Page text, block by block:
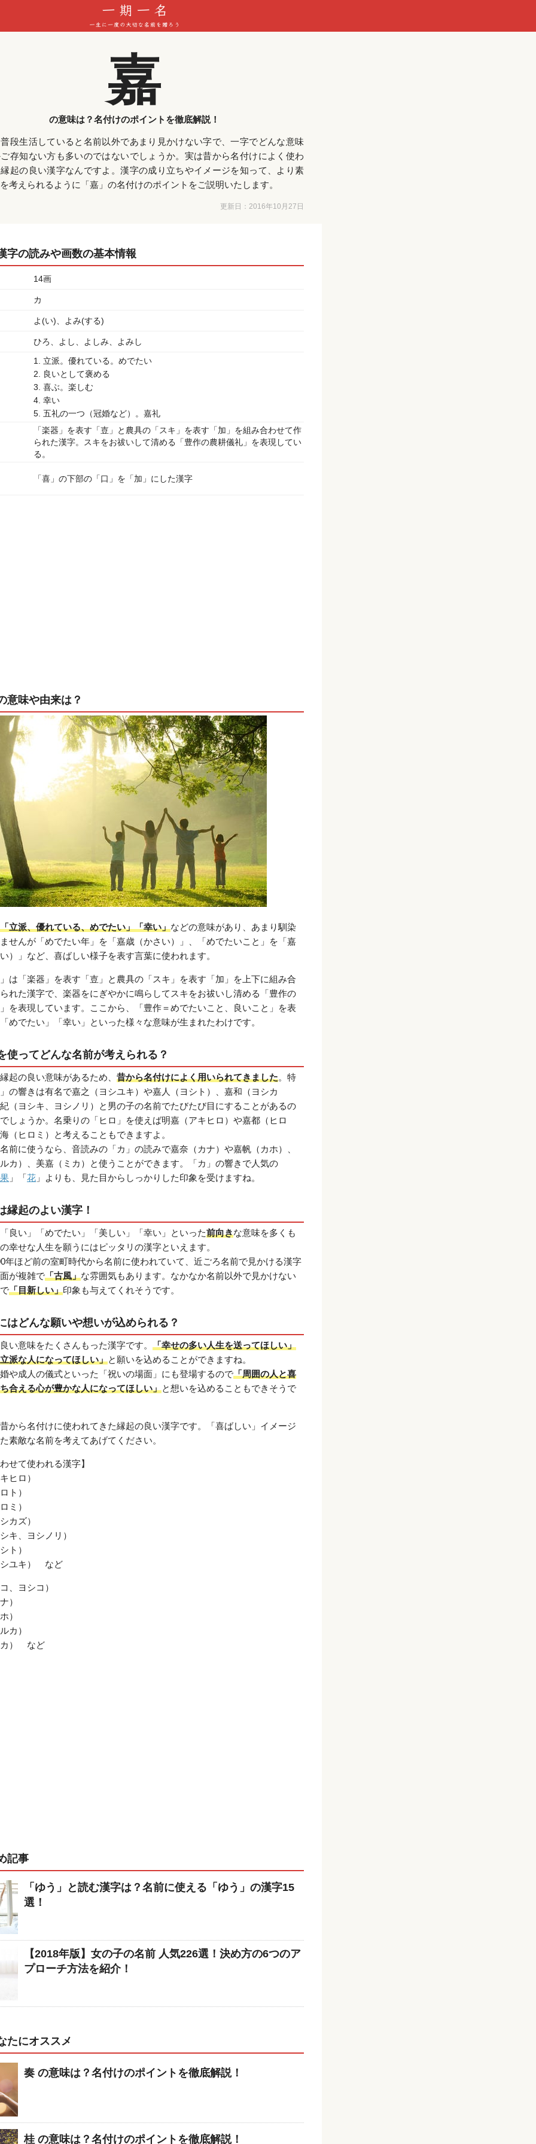
嘉
の意味は？名付けのポイントを徹底解説！
段生活していると名前以外であまり見かけない字で、一字でどんな意味
存知ない方も多いのではないでしょうか。実は昔から名付けによく使わ
起の良い漢字なんですよ。漢字の成り立ちやイメージを知って、より素
考えられるように「嘉」の名付けのポイントをご説明いたします。
更新日： 2016年10月27日
字の読みや画数の基本情報
14画
カ
よ(い)、よみ(する)
ひろ、よし、よしみ、よみし
1. 立派。優れている。めでたい
2. 良いとして褒める
3. 喜ぶ。楽しむ
4. 幸い
5. 五礼の一つ（冠婚など）。嘉礼
「楽器」を表す「壴」と農具の「スキ」を表す「加」を組み合わせて作
られた漢字。スキをお祓いして清める「豊作の農耕儀礼」を表現してい
る。
「喜」の下部の「口」を「加」にした漢字
意味や由来は？
「立派、優れている、めでたい」「幸い」などの意味があり、あまり馴染
せんが「めでたい年」を「嘉歳（かさい）」、「めでたいこと」を「嘉
）」など、喜ばしい様子を表す言葉に使われます。
は「楽器」を表す「壴」と農具の「スキ」を表す「加」を上下に組み合
れた漢字で、楽器をにぎやかに鳴らしてスキをお祓いし清める「豊作の
を表現しています。ここから、「豊作＝めでたいこと、良いこと」を表
めでたい」「幸い」といった様々な意味が生まれたわけです。
使ってどんな名前が考えられる？
起の良い意味があるため、 昔から名付けによく用いられてきました。特
の響きは有名で嘉之（ヨシユキ）や嘉人（ヨシト）、嘉和（ヨシカ
（ヨシキ、ヨシノリ）と男の子の名前でたびたび目にすることがあるの
しょうか。名乗りの「ヒロ」を使えば明嘉（アキヒロ）や嘉都（ヒロ
（ヒロミ）と考えることもできますよ。
前に使うなら、音読みの「カ」の読みで嘉奈（カナ）や嘉帆（カホ）、
カ）、美嘉（ミカ）と使うことができます。「カ」の響きで人気の
果 」「花 」よりも、見た目からしっかりした印象を受けますね。
縁起のよい漢字！
良い」「めでたい」「美しい」「幸い」といった前向きな意味を多くも
幸せな人生を願うにはピッタリの漢字といえます。
年ほど前の室町時代から名前に使われていて、近ごろ名前で見かける漢字
が複雑で「古風」な雰囲気もあります。なかなか名前以外で見かけない
「目新しい」印象も与えてくれそうです。
はどんな願いや想いが込められる？
い意味をたくさんもった漢字です。 「幸せの多い人生を送ってほしい」
派な人になってほしい」と願いを込めることができますね。
や成人の儀式といった「祝いの場面」にも登場するので「周囲の人と喜
合える心が豊かな人になってほしい」と想いを込めることもできそうで
から名付けに使われてきた縁起の良い漢字です。「喜ばしい」イメージ
素敵な名前を考えてあげてください。
せて使われる漢字】
ヒロ）
ト）
ミ）
カズ）
キ、ヨシノリ）
ト）
ユキ） など
、ヨシコ）
）
）
カ）
カ） など
記事
「ゆう」と読む漢字は？名前に使える「ゆう」の漢字15
選！
【2018年版】女の子の名前 人気226選！決め方の6つのア
プローチ方法を紹介！
たにオススメ
奏 の意味は？名付けのポイントを徹底解説！
桂 の意味は？名付けのポイントを徹底解説！